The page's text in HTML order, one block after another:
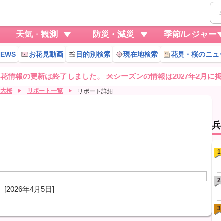
天気・観測 防災・減災 季節/レジャー
お花見動画 目的別検索 現在地検索 花見・桜のニュ
情報の更新は終了しました。 来シーズンの情報は2027年2月に
桜 リポート一覧 リポート詳細
[2026年4月5日]
1
2
3